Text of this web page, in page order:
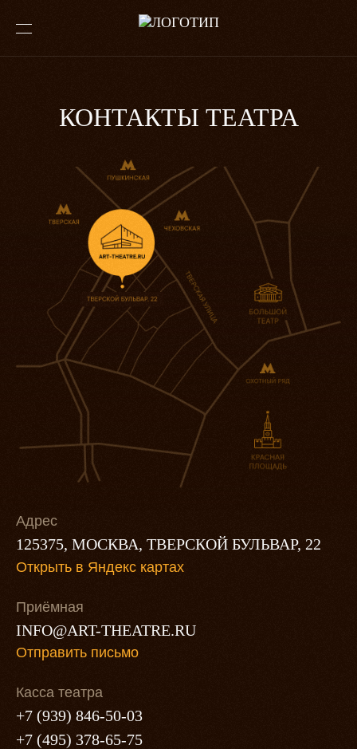
КОНТАКТЫ ТЕАТРА
Адрес
125375, МОСКВА,​ ТВЕРСКОЙ БУЛЬВАР, 22
Открыть в Яндекс картах
Приёмная
INFO@ART-THEATRE.RU
Отправить письмо
Касса театра
+7 (939) 846-50-03
+7 (495) 378-65-75